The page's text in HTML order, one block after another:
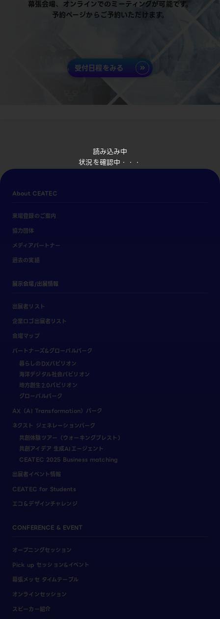
読み込み中
状況を確認中・・・
幕張会場、オンラインでのミーティングが可能です。
予約ページからご予約いただけます。
受付日程をみる
About CEATEC
来場登録のご案内
協力団体
メディアパートナー
過去の実績
展示会場/出展情報
出展者リスト
企業ロゴ出展者リスト
会場マップ
パートナーズ&グローバルパーク
暮らしのDXパビリオン
海洋デジタル社会パビリオン
地方創生2.0パビリオン
グローバルパーク
AX（AI Transformation）パーク
ネクスト ジェネレーションパーク
共創体験ツアー（ウォーキングブレスト）
共創アイデア 生成AIエージェント
CEATEC 2025 Business matching
出展者イベント情報
CEATEC for Students
エコ＆デザインチャレンジ
CONFERENCE & EVENT
オープニングセッション
Pick up セッション&イベント
幕張メッセ タイムテーブル
オンラインセッション
スピーカー紹介